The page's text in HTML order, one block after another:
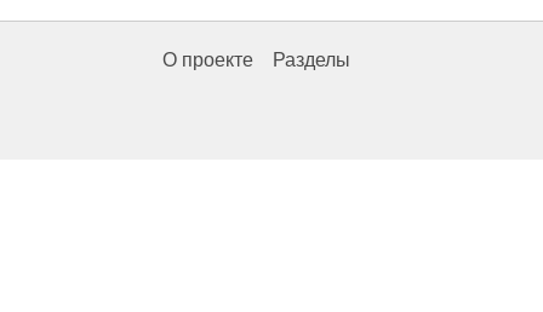
О проекте Разделы